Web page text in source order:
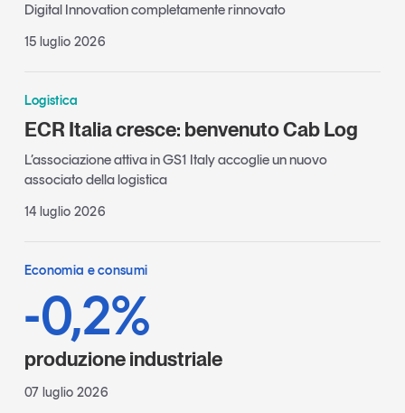
Digital Innovation completamente rinnovato
15 luglio 2026
Logistica
ECR Italia cresce: benvenuto Cab Log
L’associazione attiva in GS1 Italy accoglie un nuovo
associato della logistica
14 luglio 2026
Economia e consumi
-0,2%
produzione industriale
07 luglio 2026